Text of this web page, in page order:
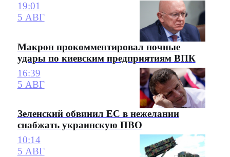
19:01
5 АВГ
Макрон прокомментировал ночные
удары по киевским предприятиям ВПК
16:39
5 АВГ
Зеленский обвинил ЕС в нежелании
снабжать украинскую ПВО
10:14
5 АВГ